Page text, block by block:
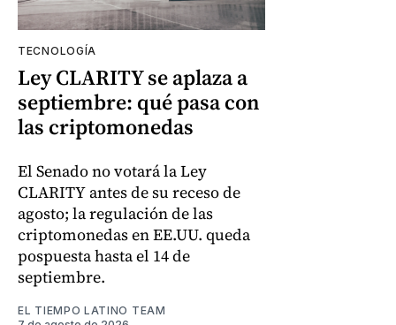
TECNOLOGÍA
Ley CLARITY se aplaza a
septiembre: qué pasa con
las criptomonedas
El Senado no votará la Ley
CLARITY antes de su receso de
agosto; la regulación de las
criptomonedas en EE.UU. queda
pospuesta hasta el 14 de
septiembre.
EL TIEMPO LATINO TEAM